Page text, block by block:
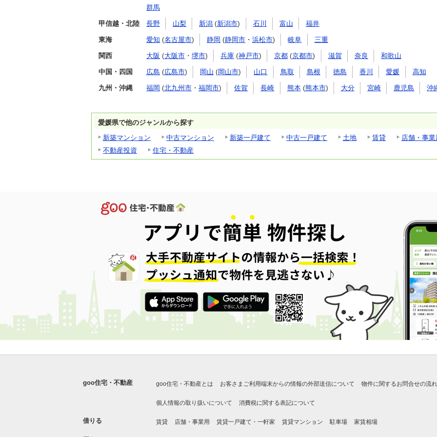
群馬
甲信越・北陸 長野 山梨 新潟 (新潟市) 石川 富山 福井
東海 愛知 (名古屋市) 静岡 (静岡市 ・浜松市) 岐阜 三重
関西 大阪 (大阪市 ・ 堺市) 兵庫 (神戸市) 京都 (京都市) 滋賀 奈良 和歌山
中国・四国 広島 (広島市) 岡山 (岡山市) 山口 鳥取 島根 徳島 香川 愛媛 高知
九州・沖縄 福岡 (北九州市 ・ 福岡市) 佐賀 長崎 熊本 (熊本市) 大分 宮崎 鹿児島 沖
愛媛県で他のジャンルから探す
新築マンション
中古マンション 新築一戸建て 中古一戸建て 土地 賃貸
店舗・事業
不動産投資
住宅・不動産
goo住宅・不動産 goo住宅・不動産とは お客さまご利用端末からの情報の外部送信について 物件に関するお問合せの流れ
個人情報の取り扱いについて 消費税に関する表記について
借りる 賃貸 店舗・事業用 賃貸一戸建て・一軒家 賃貸マンション 駐車場 家賃相場